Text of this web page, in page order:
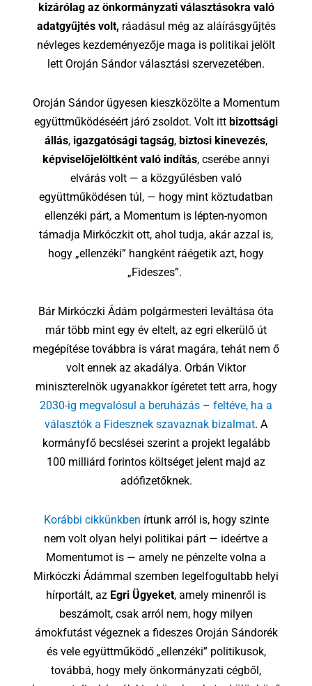
kizárólag az önkormányzati választásokra való
adatgyűjtés volt, ráadásul még az aláírásgyűjtés
névleges kezdeményezője maga is politikai jelölt
lett Oroján Sándor választási szervezetében.
Oroján Sándor ügyesen kieszközölte a Momentum
együttműködéséért járó zsoldot. Volt itt bizottsági
állás, igazgatósági tagság, biztosi kinevezés,
képviselőjelöltként való indítás, cserébe annyi
elvárás volt — a közgyűlésben való
együttműködésen túl, — hogy mint köztudatban
ellenzéki párt, a Momentum is lépten-nyomon
támadja Mirkóczkit ott, ahol tudja, akár azzal is,
hogy „ellenzéki” hangként ráégetik azt, hogy
„Fideszes”.
Bár Mirkóczki Ádám polgármesteri leváltása óta
már több mint egy év eltelt, az egri elkerülő út
megépítése továbbra is várat magára, tehát nem ő
volt ennek az akadálya. Orbán Viktor
miniszterelnök ugyanakkor ígéretet tett arra, hogy
2030-ig megvalósul a beruházás – feltéve, ha a
választók a Fidesznek szavaznak bizalmat. A
kormányfő becslései szerint a projekt legalább
100 milliárd forintos költséget jelent majd az
adófizetőknek.
Korábbi cikkünkben írtunk arról is, hogy szinte
nem volt olyan helyi politikai párt — ideértve a
Momentumot is — amely ne pénzelte volna a
Mirkóczki Ádámmal szemben legelfogultabb helyi
hírportált, az Egri Ügyeket, amely minenről is
beszámolt, csak arról nem, hogy milyen
ámokfutást végeznek a fideszes Oroján Sándorék
és vele együttműködő „ellenzéki” politikusok,
továbbá, hogy mely önkormányzati cégből,